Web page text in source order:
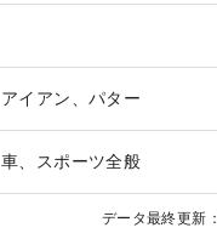
アイアン、パター
車、スポーツ全般
データ最終更新：